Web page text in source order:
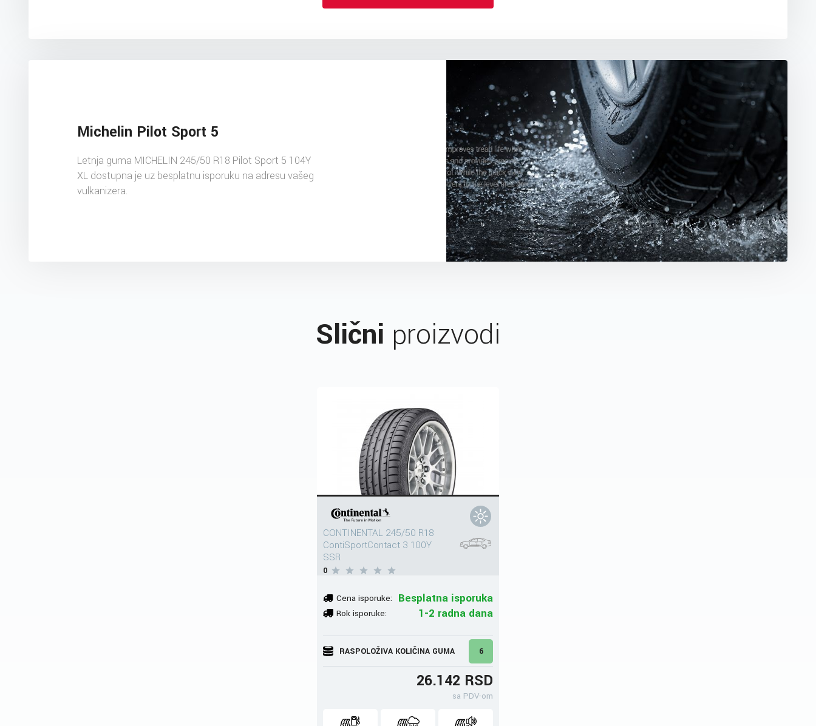
Michelin Pilot Sport 5
Letnja guma MICHELIN 245/50 R18 Pilot Sport 5 104Y
XL dostupna je uz besplatnu isporuku na adresu vašeg
vulkanizera.
Slični proizvodi
CONTINENTAL 245/50 R18
ContiSportContact 3 100Y
SSR
0
Cena isporuke: Besplatna isporuka
Rok isporuke: 1-2 radna dana
RASPOLOŽIVA KOLIČINA GUMA 6
26.142 RSD
sa PDV-om